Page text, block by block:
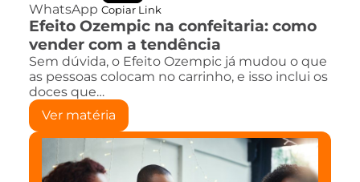
WhatsApp Copiar Link
Efeito Ozempic na confeitaria: como
vender com a tendência
Sem dúvida, o Efeito Ozempic já mudou o que
as pessoas colocam no carrinho, e isso inclui os
doces que…
Ver matéria